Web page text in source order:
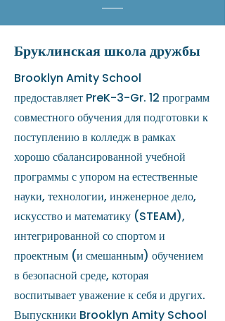
Бруклинская школа дружбы
Brooklyn Amity School
предоставляет PreK-3-Gr. 12 программ
совместного обучения для подготовки к
поступлению в колледж в рамках
хорошо сбалансированной учебной
программы с упором на естественные
науки, технологии, инженерное дело,
искусство и математику (STEAM),
интегрированной со спортом и
проектным (и смешанным) обучением
в безопасной среде, которая
воспитывает уважение к себя и других.
Выпускники Brooklyn Amity School